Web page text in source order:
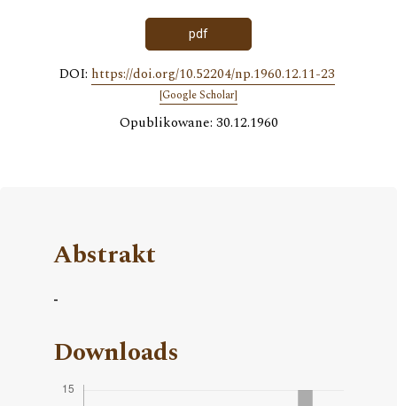
pdf
DOI: https://doi.org/10.52204/np.1960.12.11-23
[Google Scholar]
Opublikowane: 30.12.1960
Abstrakt
-
Downloads